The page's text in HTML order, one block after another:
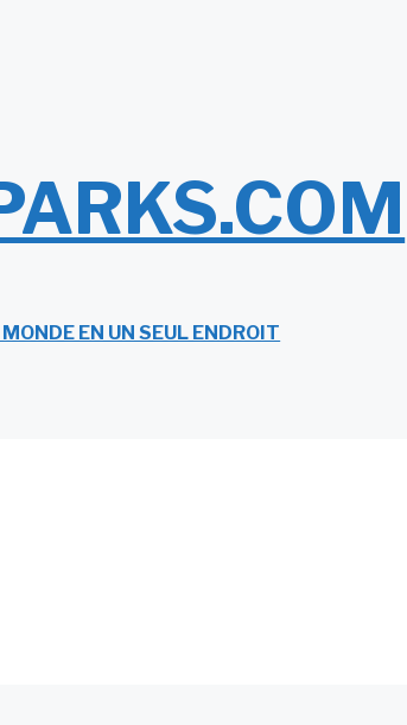
EN UN SEUL ENDROIT